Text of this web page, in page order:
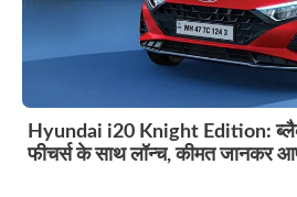
Hyundai i20 Knight Edition: ब्लैक
फीचर्स के साथ लॉन्च, कीमत जानकर